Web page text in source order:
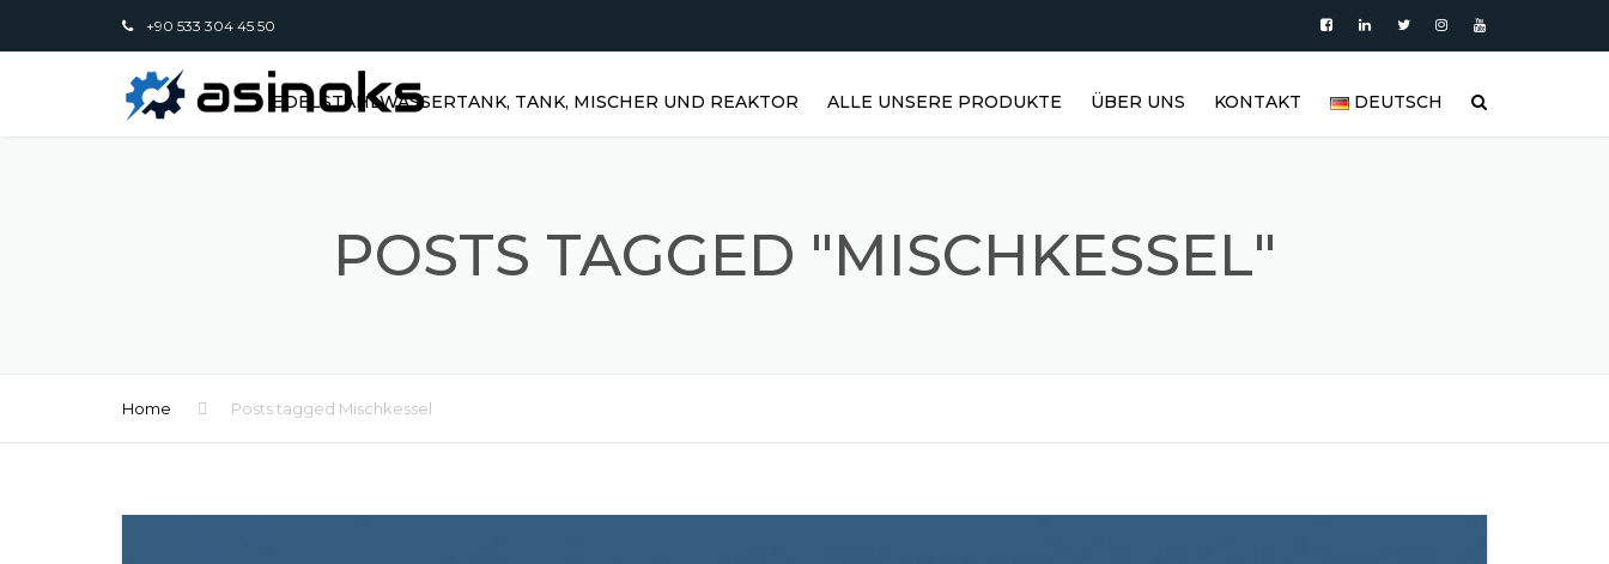
+90 533 304 45 50
EDELSTAHLWASSERTANK, TANK, MISCHER UND REAKTOR ALLE UNSERE PRODUKTE
VERTIKALE EDELSTAHLTANKS |
VERTIKALE WASSERTANKS
EDELSTAHL-RÜHRMISCHER
ÜBER UNS KONTAKT DEUTSCH
POSTS TAGGED "MISCHKESSEL"
Home Posts tagged Mischkessel